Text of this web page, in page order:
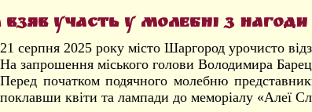
участь у молебні з
21 серпня 2025 року місто Шаргород урочисто
На запрошення міського голови Володимира
Перед початком подячного молебню
поклавши квіти та лампади до меморіалу «Алеї